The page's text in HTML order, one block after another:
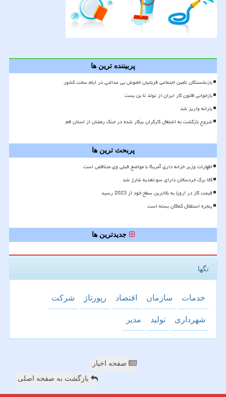
پربیننده ترین ها
بازنشستگان تأمین اجتماعی قربانیان خاموش بی عدالتی در ایام سخت کشور
بازخوانی قانون کار ایران از تولد تا بن بست
یارانه واریز شد
شروع بازگشت به اشتغال کارگران بیکار شده در جنگ رمضان از استان قم
پربحث ترین ها
اظهارات وزیر خزانه داری آمریکا با مواضع قبلی وی متناقض است
کالا برگ خردسالان دارای سوءتغذیه شارژ شد
قیمت گاز در اروپا به بالاترین سطح خود از 2023 رسید
پنجره استقلال کماکان بسته است
جدیدترین ها
تگها
خدمات سازمان اقتصاد رپورتاژ شركت
شهرداری تولید مدیر
صفحه اخبار
بازگشت به صفحه اصلی